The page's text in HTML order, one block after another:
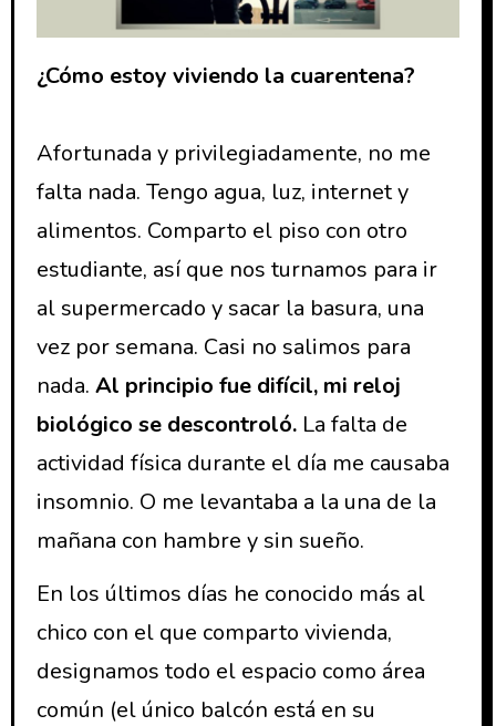
¿Cómo estoy viviendo la cuarentena?
Afortunada y privilegiadamente, no me
falta nada. Tengo agua, luz, internet y
alimentos. Comparto el piso con otro
estudiante, así que nos turnamos para ir
al supermercado y sacar la basura, una
vez por semana. Casi no salimos para
nada. Al principio fue difícil, mi reloj
biológico se descontroló.La falta de
actividad física durante el día me causaba
insomnio. O me levantaba a la una de la
mañana con hambre y sin sueño.
En los últimos días he conocido más al
chico con el que comparto vivienda,
designamos todo el espacio como área
común (el único balcón está en su